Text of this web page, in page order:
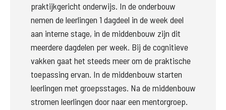
praktijkgericht onderwijs. In de onderbouw
nemen de leerlingen 1 dagdeel in de week deel
aan interne stage, in de middenbouw zijn dit
meerdere dagdelen per week. Bij de cognitieve
vakken gaat het steeds meer om de praktische
toepassing ervan. In de middenbouw starten
leerlingen met groepsstages. Na de middenbouw
stromen leerlingen door naar een mentorgroep.